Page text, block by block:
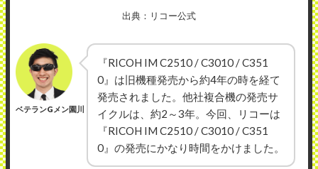
出典：リコー公式
ベテランGメン園川
『RICOH IM C2510 / C3010 / C351
0』は旧機種発売から約4年の時を経て
発売されました。他社複合機の発売サ
イクルは、約2～3年。今回、リコーは
『RICOH IM C2510 / C3010 / C351
0』の発売にかなり時間をかけました。